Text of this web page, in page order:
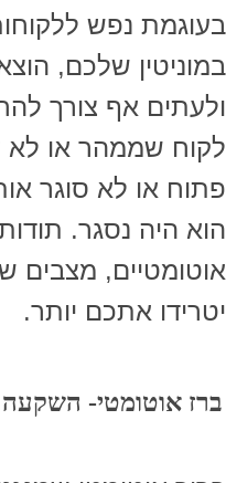
בעוגמת נפש
במוניטין שלכם,
ולעתים אף צורך
לקוח שממהר או לא
פתוח או לא סוגר
הוא היה נסגר.
אוטומטיים, מצבים
יטרידו אתכם יותר.
ברז אוטומטי-